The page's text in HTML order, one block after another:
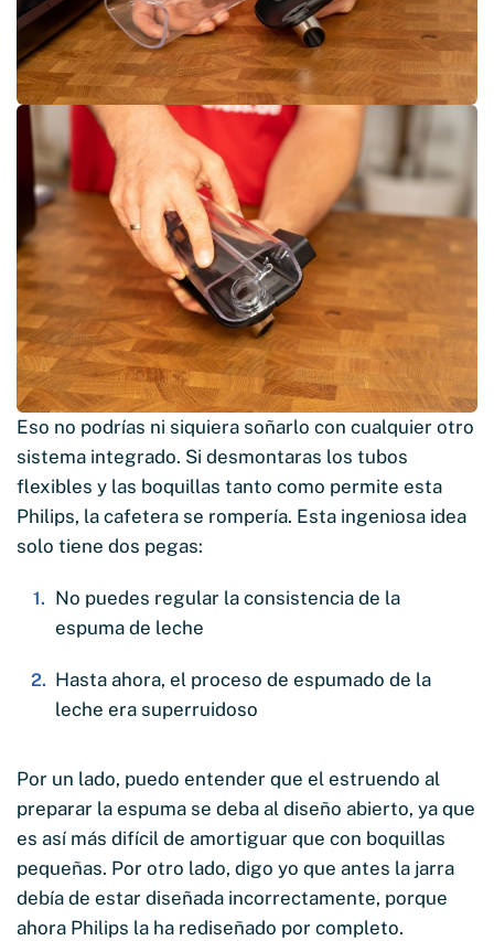
Eso no podrías ni siquiera soñarlo con cualquier otro
sistema integrado. Si desmontaras los tubos
flexibles y las boquillas tanto como permite esta
Philips, la cafetera se rompería. Esta ingeniosa idea
solo tiene dos pegas:
No puedes regular la consistencia de la
espuma de leche
Hasta ahora, el proceso de espumado de la
leche era superruidoso
Por un lado, puedo entender que el estruendo al
preparar la espuma se deba al diseño abierto, ya que
es así más difícil de amortiguar que con boquillas
pequeñas. Por otro lado, digo yo que antes la jarra
debía de estar diseñada incorrectamente, porque
ahora Philips la ha rediseñado por completo.